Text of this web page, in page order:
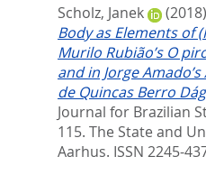
Scholz, Janek
Body as Elements of
Murilo Rubião’s O
and in Jorge
de Quincas Berro
Journal for Brazilian
115. The State and
Aarhus. ISSN 2245-